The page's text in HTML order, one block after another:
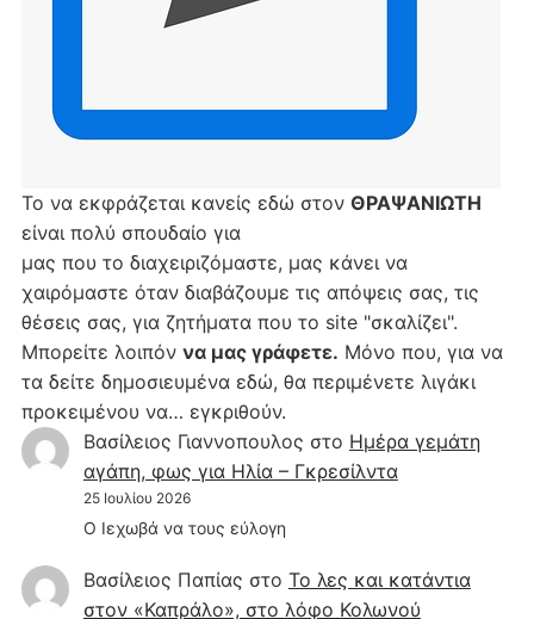
Το να εκφράζεται κανείς εδώ στον ΘΡΑΨΑΝΙΩΤΗ
είναι πολύ σπουδαίο για
μας που το διαχειριζόμαστε, μας κάνει να
χαιρόμαστε όταν διαβάζουμε τις απόψεις σας, τις
θέσεις σας, για ζητήματα που το site "σκαλίζει".
Μπορείτε λοιπόν να μας γράφετε. Μόνο που, για να
τα δείτε δημοσιευμένα εδώ, θα περιμένετε λιγάκι
προκειμένου να… εγκριθούν.
Βασίλειος Γιαννοπουλος στο Hμέρα γεμάτη
αγάπη, φως για Ηλία – Γκρεσίλντα
25 Ιουλίου 2026
Ο Ιεχωβά να τους εύλογη
Βασίλειος Παπίας στο Το λες και κατάντια
στον «Καπράλο», στο λόφο Κολωνού